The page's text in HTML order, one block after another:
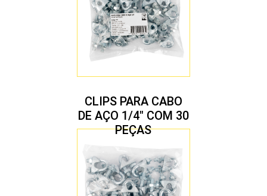
CLIPS PARA CABO
DE AÇO 1/4″ COM 30
PEÇAS